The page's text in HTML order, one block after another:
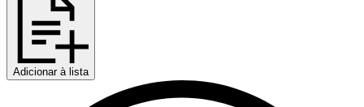
Adicionar à lista